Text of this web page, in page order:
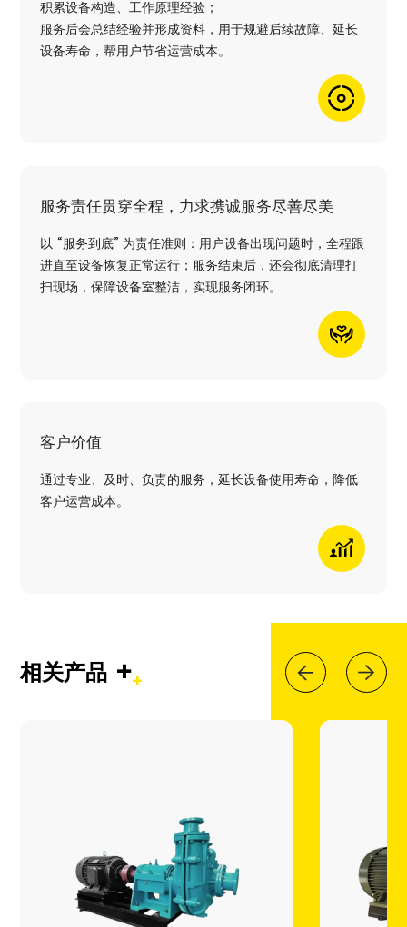
积累设备构造、工作原理经验；
服务后会总结经验并形成资料，用于规避后续故障、延长
设备寿命，帮用户节省运营成本。
服务责任贯穿全程，力求携诚服务尽善尽美
以 “服务到底” 为责任准则：用户设备出现问题时，全程跟
进直至设备恢复正常运行；服务结束后，还会彻底清理打
扫现场，保障设备室整洁，实现服务闭环。
客户价值
通过专业、及时、负责的服务，延长设备使用寿命，降低
客户运营成本。
相关产品 +